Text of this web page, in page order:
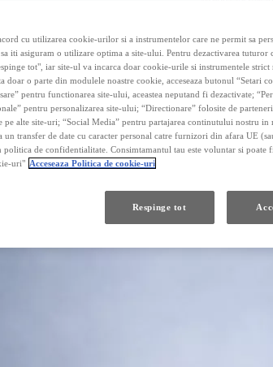
cu utilizarea cookie-urilor si a instrumentelor care ne permit sa
iti asiguram o utilizare optima a site-ului. Pentru dezactivarea
tot", iar site-ul va incarca doar cookie-urile si instrumentele strict
doar o parte din modulele noastre cookie, acceseaza butonul “Setari
pentru functionarea site-ului, aceastea neputand fi dezactivate;
pentru personalizarea site-ului; “Directionare” folosite de
pe alte site-uri; “Social Media” pentru partajarea continutului nostru in
un transfer de date cu caracter personal catre furnizori din afara UE
de confidentialitate. Consimtamantul tau este voluntar si poate
uri" Acceseaza Politica de cookie-uri
Respinge tot